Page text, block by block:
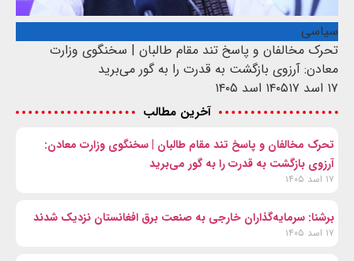
سیاسی
تحرک مخالفان و پاسخ تند مقام طالبان | سخنگوی وزارت
معادن: آرزوی بازگشت به قدرت را به گور می‌برید
۱۷ اسد ۱۴۰۵
۱۷ اسد ۱۴۰۵
آخرین مطالب
تحرک مخالفان و پاسخ تند مقام طالبان | سخنگوی وزارت معادن:
آرزوی بازگشت به قدرت را به گور می‌برید
۱۷ اسد ۱۴۰۵
برشنا: سرمایه‌گذاران خارجی به صنعت برق افغانستان نزدیک شدند
۱۷ اسد ۱۴۰۵